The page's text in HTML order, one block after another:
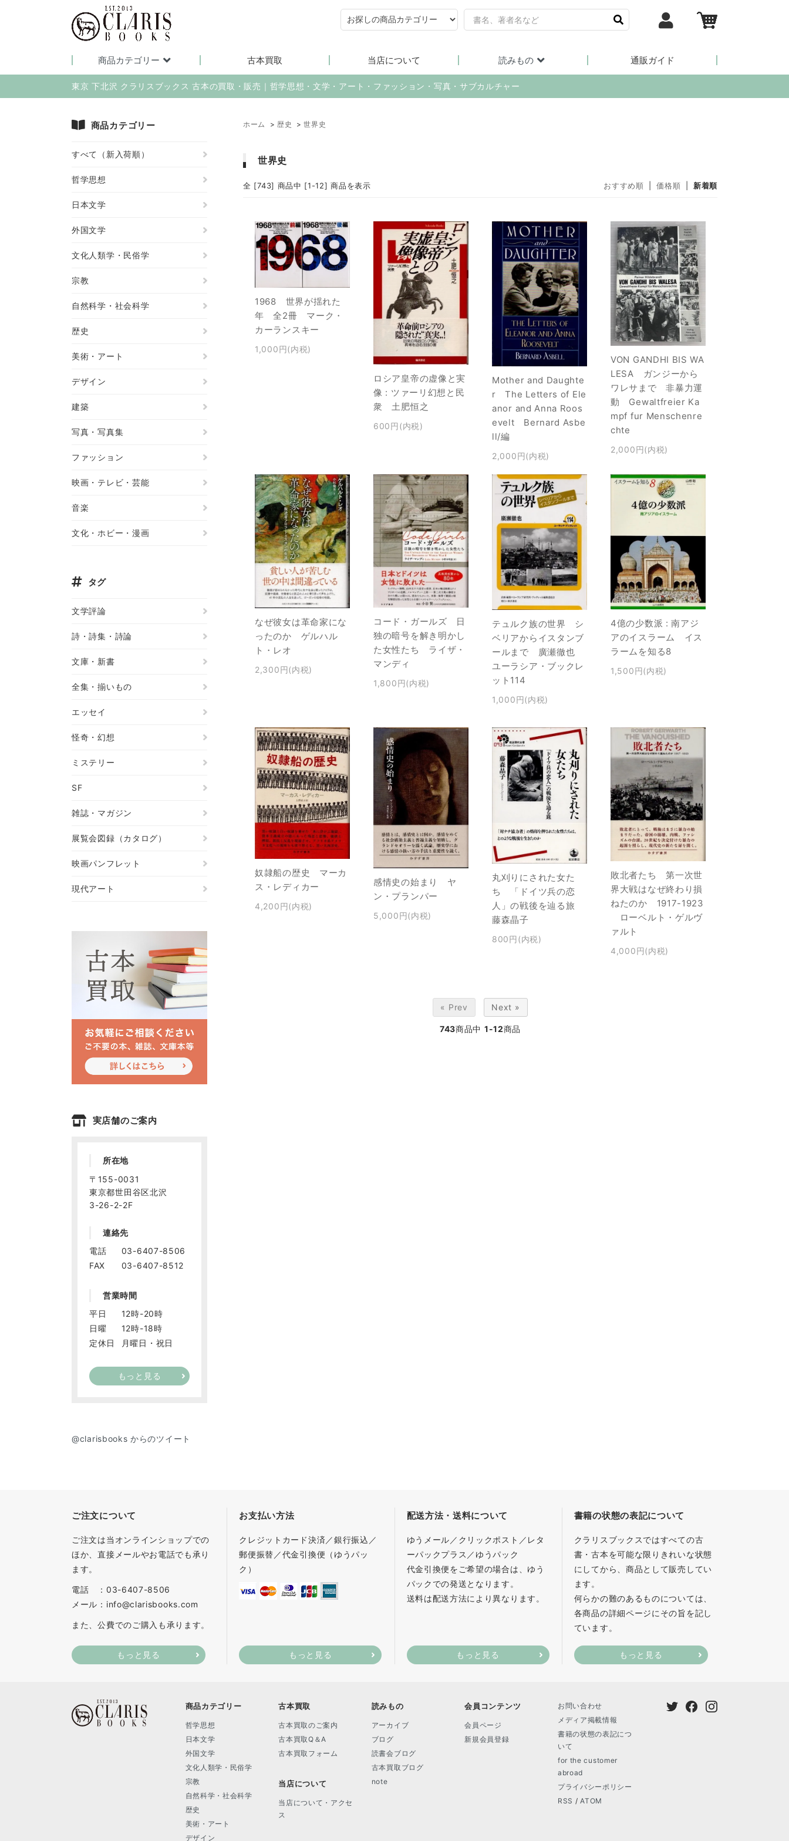
商品カテゴリー 古本買取 当店について 読みもの 通販ガイド
東京 下北沢 クラリスブックス 古本の買取・販売｜哲学思想・文学・アート・ファッション・写真・サブカルチャー
ホーム > 歴史 >世界史
世界史
全 [743] 商品中 [1-12] 商品を表示 おすすめ順 価格順 新着順
1968 世界が揺れた
年 全2冊 マーク・
カーランスキー
1,000円(内税)
ロシア皇帝の虚像と実
像 : ツァーリ幻想と民
衆 土肥恒之
600円(内税)
Mother and Daughte
r The Letters of Ele
anor and Anna Roos
evelt Bernard Asbe
ll/編
2,000円(内税)
VON GANDHI BIS WA
LESA ガンジーから
ワレサまで 非暴力運
動 Gewaltfreier Ka
mpf fur Menschenre
chte
2,000円(内税)
なぜ彼女は革命家にな
ったのか ゲルハル
ト・レオ
2,300円(内税)
コード・ガールズ 日
独の暗号を解き明かし
た女性たち ライザ・
マンディ
1,800円(内税)
テュルク族の世界 シ
ベリアからイスタンブ
ールまで 廣瀬徹也
ユーラシア・ブックレ
ット114
1,000円(内税)
4億の少数派 : 南アジ
アのイスラーム イス
ラームを知る8
1,500円(内税)
奴隷船の歴史 マーカ
ス・レディカー
4,200円(内税)
感情史の始まり ヤ
ン・プランパー
5,000円(内税)
丸刈りにされた女た
ち 「ドイツ兵の恋
人」の戦後を辿る旅
藤森晶子
800円(内税)
敗北者たち 第一次世
界大戦はなぜ終わり損
ねたのか 1917-1923
ローベルト・ゲルヴ
ァルト
4,000円(内税)
« Prev Next »
743商品中 1-12商品
商品カテゴリー
すべて（新入荷順）
哲学思想
日本文学
外国文学
文化人類学・民俗学
宗教
自然科学・社会科学
歴史
美術・アート
デザイン
建築
写真・写真集
ファッション
映画・テレビ・芸能
音楽
文化・ホビー・漫画
タグ
文学評論
詩・詩集・詩論
文庫・新書
全集・揃いもの
エッセイ
怪奇・幻想
ミステリー
SF
雑誌・マガジン
展覧会図録（カタログ）
映画パンフレット
現代アート
実店舗のご案内
所在地
〒155-0031
東京都世田谷区北沢
3-26-2-2F
連絡先
電話
03-6407-8506
FAX
03-6407-8512
営業時間
平日
12時-20時
日曜
12時-18時
定休日
月曜日・祝日
もっと見る
@clarisbooks からのツイート
ご注文について
ご注文は当オンラインショップでの
ほか、直接メールやお電話でも承り
ます。
電話 ：03-6407-8506
メール：info@clarisbooks.com
また、公費でのご購入も承ります。
もっと見る
お支払い方法
クレジットカード決済／銀行振込／
郵便振替／代金引換便（ゆうパッ
ク）
もっと見る
配送方法・送料について
ゆうメール／クリックポスト／レタ
ーパックプラス／ゆうパック
代金引換便をご希望の場合は、ゆう
パックでの発送となります。
送料は配送方法により異なります。
もっと見る
書籍の状態の表記について
クラリスブックスではすべての古
書・古本を可能な限りきれいな状態
にしてから、商品として販売してい
ます。
何らかの難のあるものについては、
各商品の詳細ページにその旨を記し
ています。
もっと見る
商品カテゴリー
哲学思想
日本文学
外国文学
文化人類学・民俗学
宗教
自然科学・社会科学
歴史
美術・アート
デザイン
古本買取
古本買取のご案内
古本買取Q＆A
古本買取フォーム
当店について
当店について・アクセ
ス
読みもの
アーカイブ
ブログ
読書会ブログ
古本買取ブログ
note
会員コンテンツ
会員ページ
新規会員登録
お問い合わせ
メディア掲載情報
書籍の状態の表記につ
いて
for the customer
abroad
プライバシーポリシー
RSS /ATOM